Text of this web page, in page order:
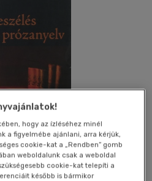
hogy az ízléséhez minél
a figyelmébe ajánlani, arra kérjük,
cookie-kat a „Rendben” gomb
weboldalunk csak a weboldal
cookie-kat telepíti a
később is bármikor